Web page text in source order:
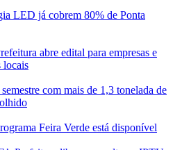
LED já cobrem 80% de Ponta
abre edital para empresas e
locais
semestre com mais de 1,3 tonelada de
Feira Verde está disponível